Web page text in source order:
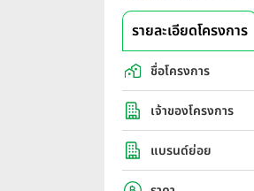
รายละเอียดโครงการ
ชื่อโครงการ
เจ้าของโครงการ
แบรนด์ย่อย